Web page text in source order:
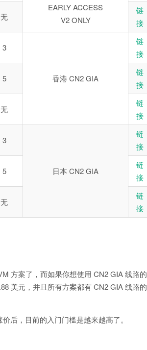
EARLY ACCESS
V2 ONLY
无
链
接
3
香港 CN2 GIA
链
接
5
链
接
无
链
接
3
日本 CN2 GIA
链
接
5
链
接
无
链
接
方案了，而如果你想使用 CN2 GIA 线路的
美元，并且所有方案都有 CN2 GIA 线路的
后，目前的入门门槛是越来越高了。